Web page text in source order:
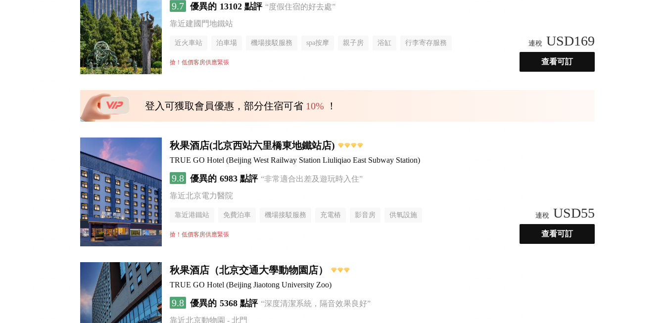
9.7 優異的 13102 點評 “度假住宿的好去處”
靠近建國門地鐵站
近火車站 泊車場 機場接駁服務 spa按摩 親子房 浴缸 行李寄存服務
無煙樓層
搶！低價客房供應緊張
連稅 USD169
查看可訂
登入可獲取會員優惠，部分住宿可省 10% ！
秋果酒店(北京西站六里橋東地鐵站店)
TRUE GO Hotel (Beijing West Railway Station Liuliqiao East Subway Station)
9.8 優異的 6983 點評 “非常適合出差及遊玩時入住”
靠近北京電力醫院
靠近港鐵站 免費泊車 機場接駁服務 充電樁 影音房 供氧設施
行李寄存服務
搶！低價客房供應緊張
連稅 USD55
查看可訂
秋果酒店（北京交通大學動物園店）
TRUE GO Hotel (Beijing Jiaotong University Zoo)
9.8 優異的 5368 點評 “深度清潔系統，隔音效果良好”
靠近北京動物園 - 北門